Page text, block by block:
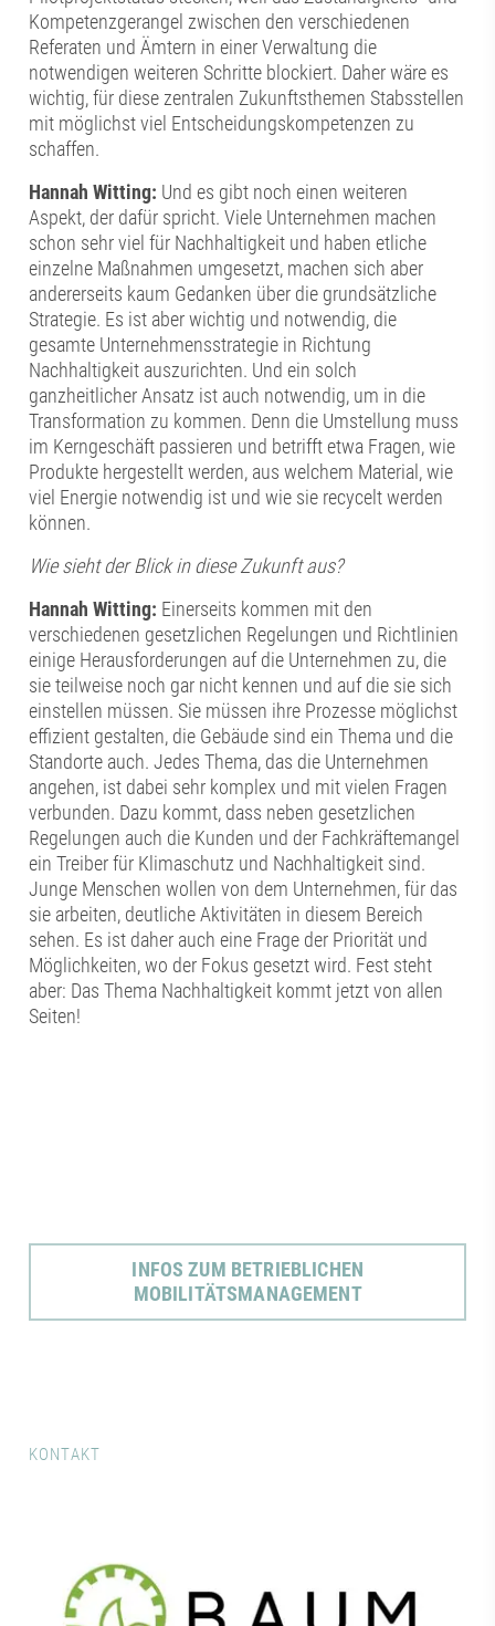
Kompetenzgerangel zwischen den verschiedenen
Referaten und Ämtern in einer Verwaltung die
notwendigen weiteren Schritte blockiert. Daher wäre es
wichtig, für diese zentralen Zukunftsthemen Stabsstellen
mit möglichst viel Entscheidungskompetenzen zu
schaffen.
Hannah Witting: Und es gibt noch einen weiteren
Aspekt, der dafür spricht. Viele Unternehmen machen
schon sehr viel für Nachhaltigkeit und haben etliche
einzelne Maßnahmen umgesetzt, machen sich aber
andererseits kaum Gedanken über die grundsätzliche
Strategie. Es ist aber wichtig und notwendig, die
gesamte Unternehmensstrategie in Richtung
Nachhaltigkeit auszurichten. Und ein solch
ganzheitlicher Ansatz ist auch notwendig, um in die
Transformation zu kommen. Denn die Umstellung muss
im Kerngeschäft passieren und betrifft etwa Fragen, wie
Produkte hergestellt werden, aus welchem Material, wie
viel Energie notwendig ist und wie sie recycelt werden
können.
Wie sieht der Blick in diese Zukunft aus?
Hannah Witting: Einerseits kommen mit den
verschiedenen gesetzlichen Regelungen und Richtlinien
einige Herausforderungen auf die Unternehmen zu, die
sie teilweise noch gar nicht kennen und auf die sie sich
einstellen müssen. Sie müssen ihre Prozesse möglichst
effizient gestalten, die Gebäude sind ein Thema und die
Standorte auch. Jedes Thema, das die Unternehmen
angehen, ist dabei sehr komplex und mit vielen Fragen
verbunden. Dazu kommt, dass neben gesetzlichen
Regelungen auch die Kunden und der Fachkräftemangel
ein Treiber für Klimaschutz und Nachhaltigkeit sind.
Junge Menschen wollen von dem Unternehmen, für das
sie arbeiten, deutliche Aktivitäten in diesem Bereich
sehen. Es ist daher auch eine Frage der Priorität und
Möglichkeiten, wo der Fokus gesetzt wird. Fest steht
aber: Das Thema Nachhaltigkeit kommt jetzt von allen
Seiten!
INFOS ZUM BETRIEBLICHEN
MOBILITÄTSMANAGEMENT
KONTAKT